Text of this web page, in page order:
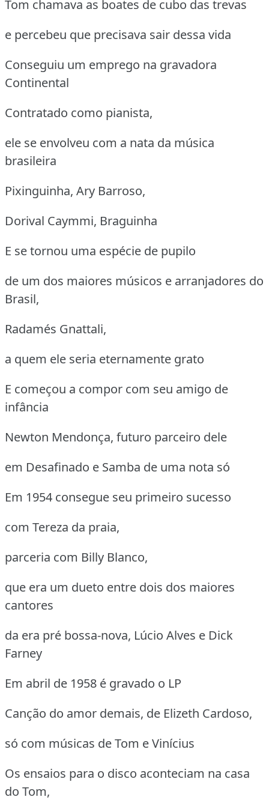
Tom chamava as boates de cubo das trevas
e percebeu que precisava sair dessa vida
Conseguiu um emprego na gravadora
Continental
Contratado como pianista,
ele se envolveu com a nata da música
brasileira
Pixinguinha, Ary Barroso,
Dorival Caymmi, Braguinha
E se tornou uma espécie de pupilo
de um dos maiores músicos e arranjadores do
Brasil,
Radamés Gnattali,
a quem ele seria eternamente grato
E começou a compor com seu amigo de
infância
Newton Mendonça, futuro parceiro dele
em Desafinado e Samba de uma nota só
Em 1954 consegue seu primeiro sucesso
com Tereza da praia,
parceria com Billy Blanco,
que era um dueto entre dois dos maiores
cantores
da era pré bossa-nova, Lúcio Alves e Dick
Farney
Em abril de 1958 é gravado o LP
Canção do amor demais, de Elizeth Cardoso,
só com músicas de Tom e Vinícius
Os ensaios para o disco aconteciam na casa
do Tom,